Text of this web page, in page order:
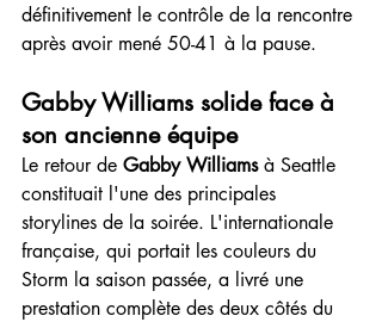
définitivement le contrôle de la rencontre
après avoir mené 50-41 à la pause.
Gabby Williams solide face à
son ancienne équipe
Le retour de Gabby Williams à Seattle
constituait l'une des principales
storylines de la soirée. L'internationale
française, qui portait les couleurs du
Storm la saison passée, a livré une
prestation complète des deux côtés du